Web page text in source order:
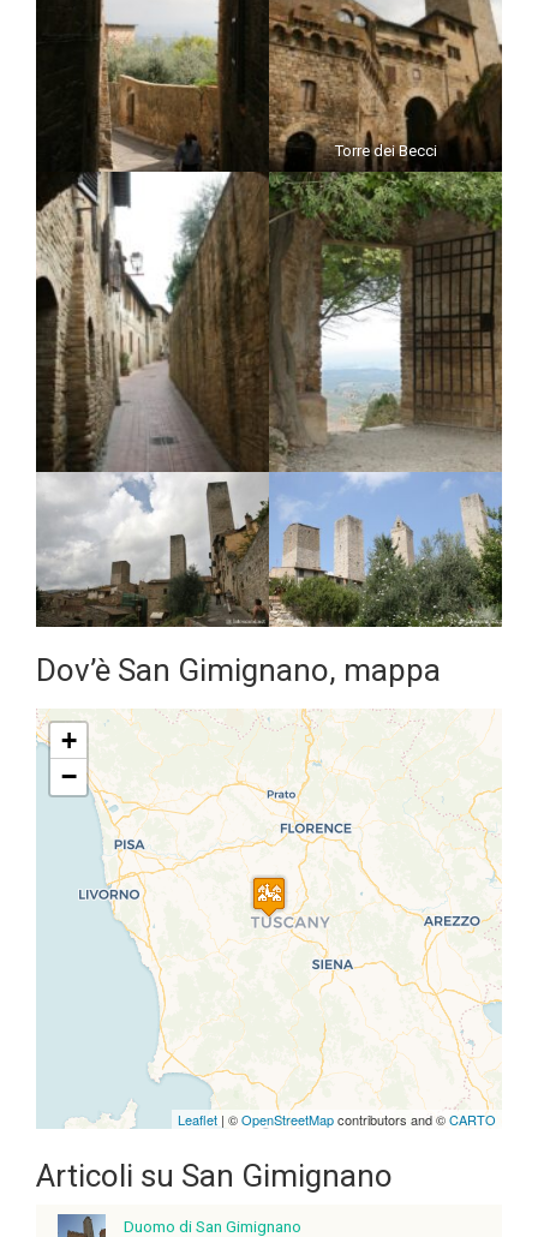
Torre dei Becci
Dov’è San Gimignano, mappa
Travelers' Map is loading...
If you see this after your page is
loaded completely, leafletJS files
are missing.
+
−
Leaflet | ©OpenStreetMapcontributors and ©CARTO
Articoli su San Gimignano
Duomo di San Gimignano